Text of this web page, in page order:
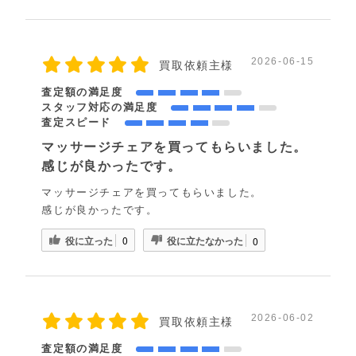
買取依頼主様 2026-06-15
査定額の満足度
スタッフ対応の満足度
査定スピード
マッサージチェアを買ってもらいました。
感じが良かったです。
マッサージチェアを買ってもらいました。
感じが良かったです。
役に立った 0 役に立たなかった 0
買取依頼主様 2026-06-02
査定額の満足度